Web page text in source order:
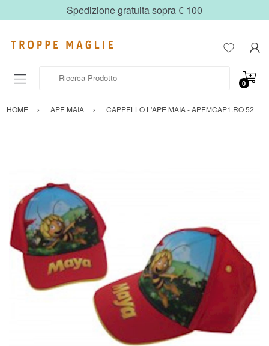
Spedizione gratuita sopra € 100
0
HOME APE MAIA CAPPELLO L'APE MAIA - APEMCAP1.RO 52